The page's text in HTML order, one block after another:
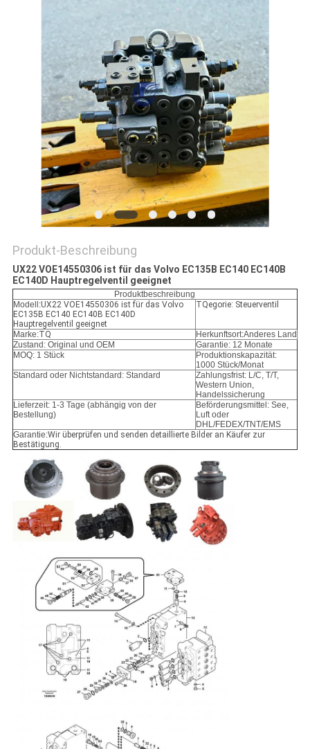
REFERENZEN
SITEMAP
DATENSCHUTZ-
BESTIMMUNGEN
Produkt-Beschreibung
UX22 VOE14550306 ist für das Volvo EC135B EC140 EC140B
EC140D Hauptregelventil geeignet
Produktbeschreibung
Modell:UX22 VOE14550306 ist für das Volvo
EC135B EC140 EC140B EC140D
Hauptregelventil geeignet
TQegorie: Steuerventil
Marke:TQ
Herkunftsort:Anderes Land
Zustand: Original und OEM
Garantie: 12 Monate
MOQ: 1 Stück
Produktionskapazität:
1000 Stück/Monat
Standard oder Nichtstandard: Standard
Zahlungsfrist: L/C, T/T,
Western Union,
Handelssicherung
Lieferzeit: 1-3 Tage (abhängig von der
Bestellung)
Beförderungsmittel: See,
Luft oder
DHL/FEDEX/TNT/EMS
Garantie:Wir überprüfen und senden detaillierte Bilder an Käufer zur
Bestätigung.